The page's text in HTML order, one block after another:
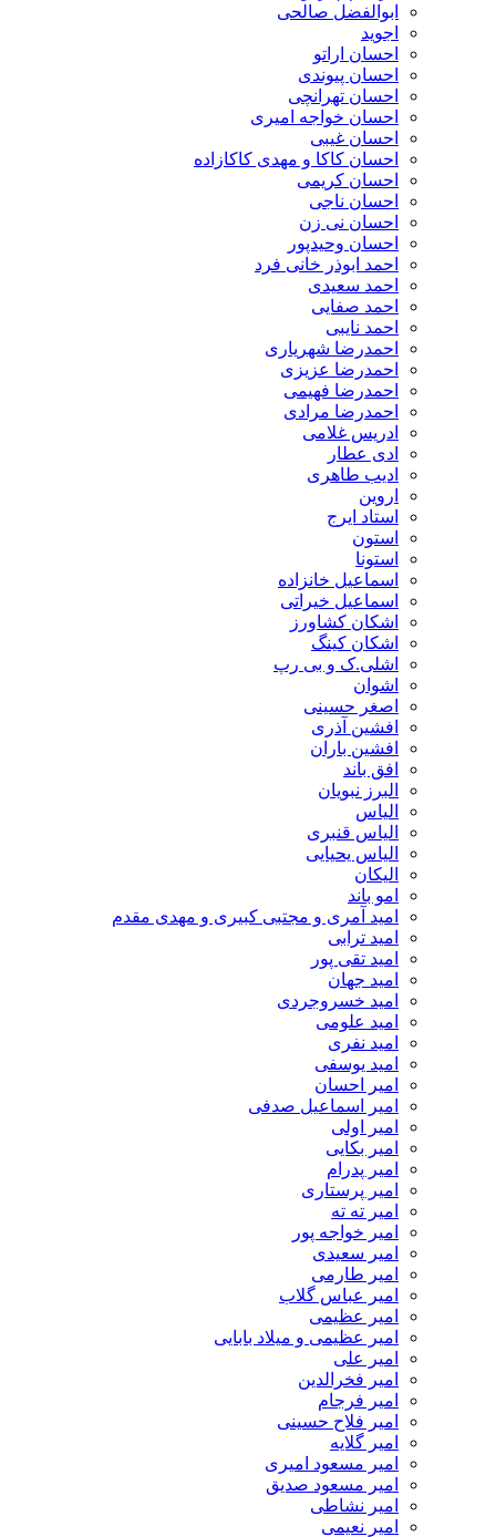
ابوالفضل صالحی
اجوید
احسان اراتو
احسان پیوندی
احسان تهرانچی
احسان خواجه امیری
احسان غیبی
احسان کاکا و مهدی کاکازاده
احسان کریمی
احسان ناجی
احسان نی زن
احسان وحیدپور
احمد ابوذر خانی فرد
احمد سعیدی
احمد صفایی
احمد نایبی
احمدرضا شهریاری
احمدرضا عزیزی
احمدرضا فهیمی
احمدرضا مرادی
ادریس غلامی
ادی عطار
ادیب طاهری
اروین
استاد ایرج
استون
استونا
اسماعیل خانزاده
اسماعیل خیراتی
اشکان کشاورز
اشکان کینگ
اشلی.ک و بی رپ
اشوان
اصغر حسینی
افشین آذری
افشین باران
افق باند
البرز نبویان
الیاس
الیاس قنبرى
الیاس یحیایی
الیکان
امو باند
امید آمری و مجتبی کبیری و مهدى مقدم
امید ترابی
امید تقی پور
امید جهان
امید خسروجردی
امید علومی
امید نفری
امید یوسفی
امیر احسان
امیر اسماعیل صدفی
امیر اولی
امیر بکایی
امیر پدرام
امیر پرستاری
امیر ته ته
امیر خواجه پور
امیر سعیدی
امیر طارمی
امیر عباس گلاب
امیر عظیمی
امیر عظیمی و میلاد بابایی
امیر علی
امیر فخرالدین
امیر فرجام
امیر فلاح حسینی
امیر گلایه
امیر مسعود امیری
امیر مسعود صدیق
امیر نشاطی
امیر نعیمی